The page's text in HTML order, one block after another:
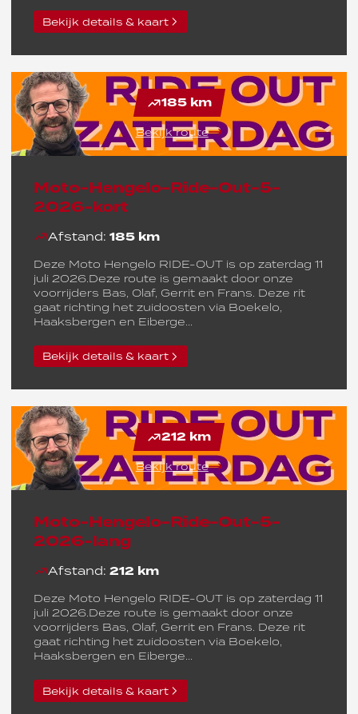
Bekijk details & kaart
185 km
Bekijk route
Moto-Hengelo-Ride-Out-5-
2026-kort
Afstand: 185 km
Deze Moto Hengelo RIDE-OUT is op zaterdag 11
juli 2026.Deze route is gemaakt door onze
voorrijders Bas, Olaf, Gerrit en Frans. Deze rit
gaat richting het zuidoosten via Boekelo,
Haaksbergen en Eiberge...
Bekijk details & kaart
212 km
Bekijk route
Moto-Hengelo-Ride-Out-5-
2026-lang
Afstand: 212 km
Deze Moto Hengelo RIDE-OUT is op zaterdag 11
juli 2026.Deze route is gemaakt door onze
voorrijders Bas, Olaf, Gerrit en Frans. Deze rit
gaat richting het zuidoosten via Boekelo,
Haaksbergen en Eiberge...
Bekijk details & kaart